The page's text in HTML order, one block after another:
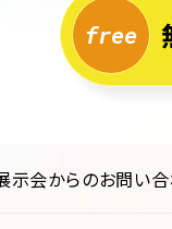
示会からのお問い